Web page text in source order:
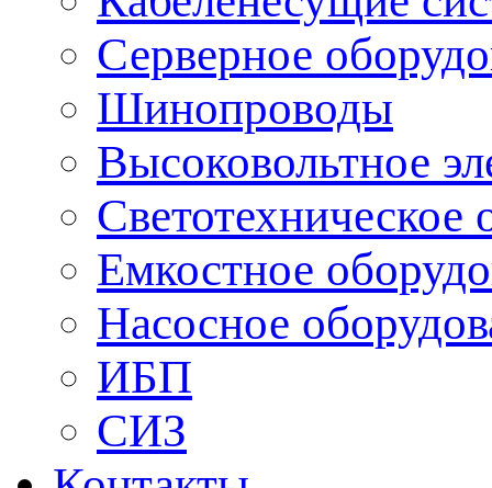
Серверное
Шинопроводы
Высоковольтное
Светотехническое
Емкостное
Насосное
ИБП
СИЗ